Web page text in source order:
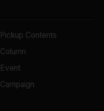
Pickup Contents
Column
Event
Campaign